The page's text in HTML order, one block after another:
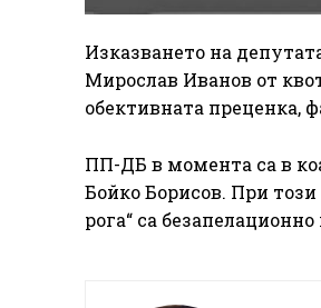
Изказването на
Мирослав Иванов от
обективната преценка,
ПП-ДБ в момента са в
Бойко Борисов. При
рога“ са